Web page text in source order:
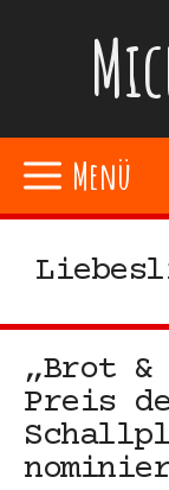
Menü
„Brot &
Preis